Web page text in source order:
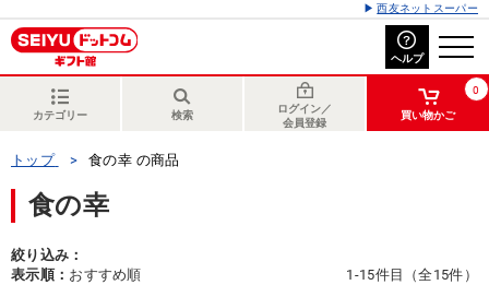
西友ネットスーパー
ヘルプ
カテゴリー 検索
ログイン／
会員登録
0
買い物かご
トップ 食の幸 の商品
食の幸
絞り込み：
表示順： おすすめ順 1-15件目（全15件）